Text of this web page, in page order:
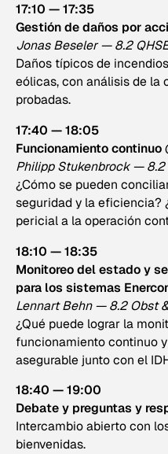
17:10 — 17:35
Gestión de daños por
Jonas Beseler — 8.2
Daños típicos de
eólicas, con análisis de la
probadas.
17:40 — 18:05
Funcionamiento continuo
Philipp Stukenbrock —
¿Cómo se pueden
seguridad y la eficiencia?
pericial a la operación
18:10 — 18:35
Monitoreo del estado y
para los sistemas
Lennart Behn — 8.2 Obst
¿Qué puede lograr la
funcionamiento continuo
asegurable junto con el
18:40 — 19:00
Debate y preguntas y
Intercambio abierto con
bienvenidas.